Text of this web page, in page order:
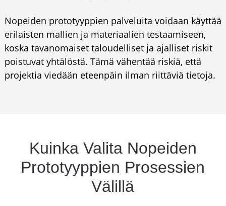
Nopeiden prototyyppien palveluita voidaan käyttää
erilaisten mallien ja materiaalien testaamiseen,
koska tavanomaiset taloudelliset ja ajalliset riskit
poistuvat yhtälöstä. Tämä vähentää riskiä, ​​että
projektia viedään eteenpäin ilman riittäviä tietoja.
Kuinka Valita Nopeiden
Prototyyppien Prosessien
Välillä